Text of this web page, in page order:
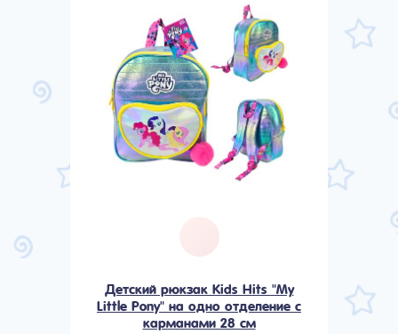
Детский рюкзак Kids Hits "My
Little Pony" на одно отделение с
карманами 28 см